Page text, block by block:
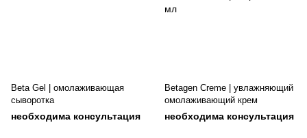
Beta Gel | омолаживающая
сыворотка
необходима консультация
Betagen Creme | увлажняющий
омолаживающий крем
необходима консультация